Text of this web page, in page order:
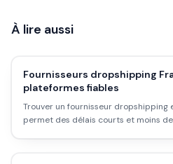
À lire aussi
Fournisseurs dropshipping
plateformes fiables
Trouver un fournisseur dropshipping
permet des délais courts et moins